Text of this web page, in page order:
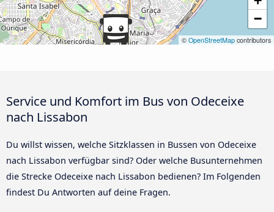
−
© OpenStreetMap contributors
Service und Komfort im Bus von Odeceixe
nach Lissabon
Du willst wissen, welche Sitzklassen in Bussen von Odeceixe
nach Lissabon verfügbar sind? Oder welche Busunternehmen
die Strecke Odeceixe nach Lissabon bedienen? Im Folgenden
findest Du Antworten auf deine Fragen.